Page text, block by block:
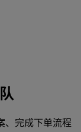
、完成下单流程